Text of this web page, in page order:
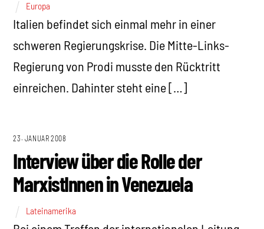
Europa
Italien befindet sich einmal mehr in einer
schweren Regierungskrise. Die Mitte-Links-
Regierung von Prodi musste den Rücktritt
einreichen. Dahinter steht eine […]
23. JANUAR 2008
Interview über die Rolle der
MarxistInnen in Venezuela
Lateinamerika